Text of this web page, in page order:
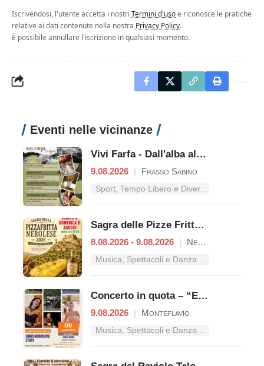
Iscrivendosi, l'utente accetta i nostri Termini d'usoe riconosce le pratiche
relative ai dati contenute nella nostra Privacy Policy.
È possibile annullare l'iscrizione in qualsiasi momento.
Eventi nelle vicinanze
Vivi Farfa - Dall'alba al tramonto
9.08.2026 | Frasso Sabino
Sagra delle Pizze Fritte Nerolesi
8.08.2026 - 9.08.2026 | Nerola
Concerto in quota – “Ennio Morricone Story”
9.08.2026 | Monteflavio